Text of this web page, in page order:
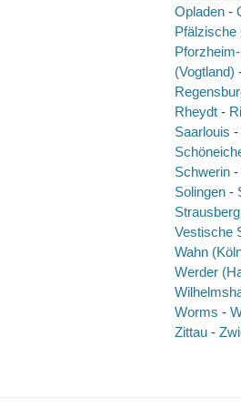
Opladen -
Pfälzische
(Vogtland)
Rheydt -
Saarlouis -
Schwerin -
Solingen -
Strausberg
Vestische
Wahn
Werder
Worms -
Zittau -